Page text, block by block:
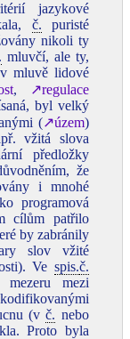
jazykové
č. puristé
nikoli ty
mluvčí, ale ty,
mluvě lidové
,
↗regulace
byl velký
(↗územ)
vžitá slova
předložky
že
i mnohé
programová
cílům patřilo
by zabránily
slov vžité
Ve spis.č.
mezi
(vč. nebo
Proto byla